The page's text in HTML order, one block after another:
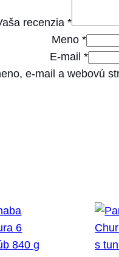
u
t
e
5
recenzia *
Meno *
E-mail *
e-mail a webovú